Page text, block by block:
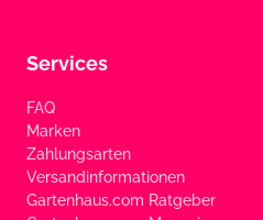
Services
FAQ
Marken
Zahlungsarten
Versandinformationen
Gartenhaus.com Ratgeber